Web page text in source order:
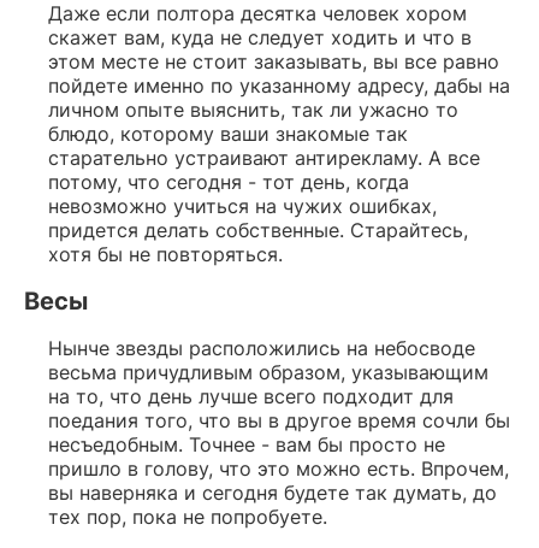
Даже если полтора десятка человек хором
скажет вам, куда не следует ходить и что в
этом месте не стоит заказывать, вы все равно
пойдете именно по указанному адресу, дабы на
личном опыте выяснить, так ли ужасно то
блюдо, которому ваши знакомые так
старательно устраивают антирекламу. А все
потому, что сегодня - тот день, когда
невозможно учиться на чужих ошибках,
придется делать собственные. Старайтесь,
хотя бы не повторяться.
Весы
Нынче звезды расположились на небосводе
весьма причудливым образом, указывающим
на то, что день лучше всего подходит для
поедания того, что вы в другое время сочли бы
несъедобным. Точнее - вам бы просто не
пришло в голову, что это можно есть. Впрочем,
вы наверняка и сегодня будете так думать, до
тех пор, пока не попробуете.